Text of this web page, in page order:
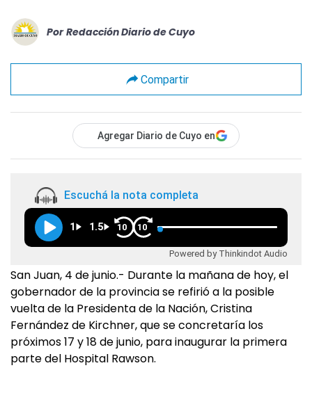
Por Redacción Diario de Cuyo
Compartir
Agregar Diario de Cuyo en
Escuchá la nota completa
1 1.5 10 10
Powered by Thinkindot Audio
San Juan, 4 de junio.- Durante la mañana de hoy, el
gobernador de la provincia se refirió a la posible
vuelta de la Presidenta de la Nación, Cristina
Fernández de Kirchner, que se concretaría los
próximos 17 y 18 de junio, para inaugurar la primera
parte del Hospital Rawson.